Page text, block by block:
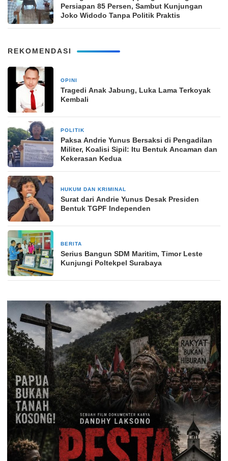
Persiapan 85 Persen, Sambut Kunjungan
Joko Widodo Tanpa Politik Praktis
REKOMENDASI
OPINI
Tragedi Anak Jabung, Luka Lama Terkoyak
Kembali
POLITIK
Paksa Andrie Yunus Bersaksi di Pengadilan
Militer, Koalisi Sipil: Itu Bentuk Ancaman dan
Kekerasan Kedua
HUKUM DAN KRIMINAL
Surat dari Andrie Yunus Desak Presiden
Bentuk TGPF Independen
BERITA
Serius Bangun SDM Maritim, Timor Leste
Kunjungi Poltekpel Surabaya